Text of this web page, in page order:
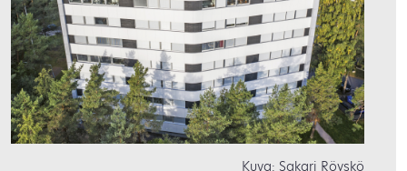
Kuva: Sakari Röyskö